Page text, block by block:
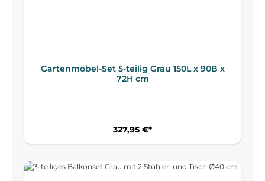
Gartenmöbel-Set 5-teilig Grau 150L x 90B x
72H cm
327,95 €*